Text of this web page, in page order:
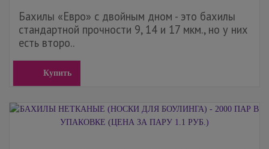
Бахилы «Евро» с двойным дном - это бахилы
стандартной прочности 9, 14 и 17 мкм., но у них
есть второ..
Купить